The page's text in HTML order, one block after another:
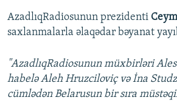
AzadlıqRadiosunun prezidenti
saxlanmalarla əlaqədar bəyanat
"AzadlıqRadiosunun müxbirləri
habelə Aleh Hruzciloviç və İna
cümlədən Belarusun bir sıra